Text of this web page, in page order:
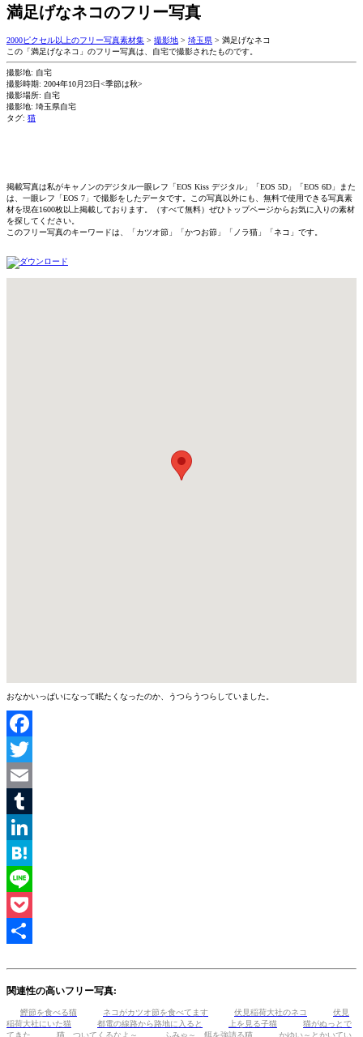
満足げなネコのフリー写真
2000ピクセル以上のフリー写真素材集 > 撮影地 > 埼玉県 > 満足げなネコ
この「満足げなネコ」のフリー写真は、自宅で撮影されたものです。
撮影地: 自宅
撮影時期: 2004年10月23日<季節は秋>
撮影場所: 自宅
撮影地: 埼玉県自宅
タグ: 猫
掲載写真は私がキャノンのデジタル一眼レフ「EOS Kiss デジタル」「EOS 5D」「EOS 6D」また
は、一眼レフ「EOS 7」で撮影をしたデータです。この写真以外にも、無料で使用できる写真素
材を現在1600枚以上掲載しております。（すべて無料）ぜひトップページからお気に入りの素材
を探してください。
このフリー写真のキーワードは、「カツオ節」「かつお節」「ノラ猫」「ネコ」です。
おなかいっぱいになって眠たくなったのか、うつらうつらしていました。
Facebook
Twitter
Email
Tumblr
LinkedIn
Hatena
Line
Pocket
関連性の高いフリー写真:
鰹節を食べる猫 ネコがカツオ節を食べてます 伏見稲荷大社のネコ
伏見
稲荷大社にいた猫
都電の線路から路地に入ると 上を見る子猫
猫がぬっとで
てきた
猫、ついてくるなよ～ ふみゃ～、餌を強請る猫
かゆい～とかいてい